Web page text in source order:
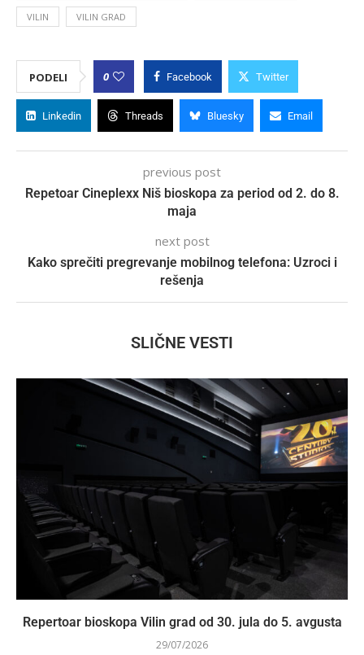
VILIN VILIN GRAD
PODELI 0 Facebook Twitter
Linkedin Threads Bluesky Email
previous post
Repetoar Cineplexx Niš bioskopa za period od 2. do 8.
maja
next post
Kako sprečiti pregrevanje mobilnog telefona: Uzroci i
rešenja
SLIČNE VESTI
Repertoar bioskopa Vilin grad od 30. jula do 5. avgusta
29/07/2026